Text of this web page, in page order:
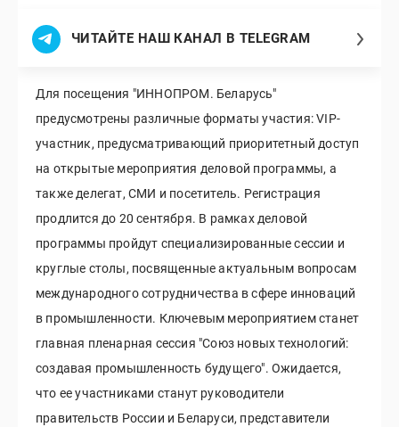
ЧИТАЙТЕ НАШ КАНАЛ В TELEGRAM
Для посещения "ИННОПРОМ. Беларусь"
предусмотрены различные форматы участия: VIP-
участник, предусматривающий приоритетный доступ
на открытые мероприятия деловой программы, а
также делегат, СМИ и посетитель. Регистрация
продлится до 20 сентября. В рамках деловой
программы пройдут специализированные сессии и
круглые столы, посвященные актуальным вопросам
международного сотрудничества в сфере инноваций
в промышленности. Ключевым мероприятием станет
главная пленарная сессия "Союз новых технологий:
создавая промышленность будущего". Ожидается,
что ее участниками станут руководители
правительств России и Беларуси, представители